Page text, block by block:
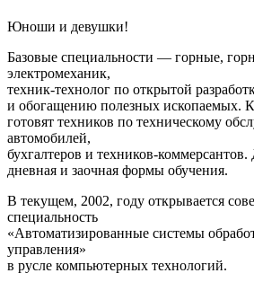
Юноши и девушки!
Базовые специальности — горные,
электромеханик,
техник-технолог по открытой
и обогащению полезных ископаемых.
готовят техников по техническому
автомобилей,
бухгалтеров и техников-коммерсантов.
дневная и заочная формы обучения.
В текущем, 2002, году открывается
специальность
«Автоматизированные системы
управления»
в русле компьютерных технологий.